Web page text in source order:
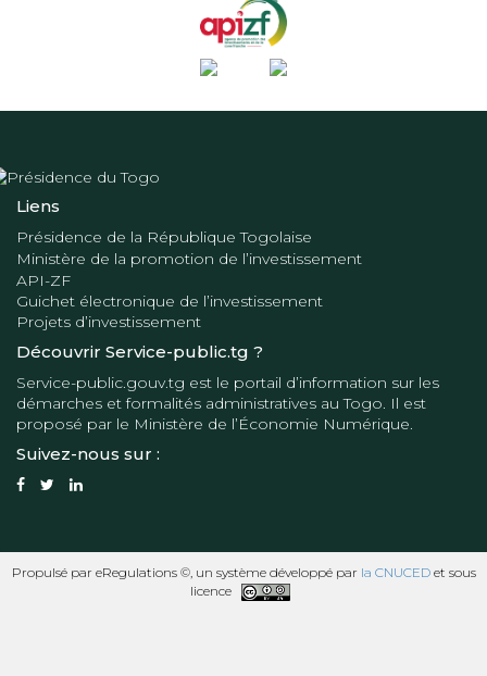
Liens
Présidence de la République Togolaise
Ministère de la promotion de l’investissement
API-ZF
Guichet électronique de l’investissement
Projets d’investissement
Découvrir Service-public.tg ?
Service-public.gouv.tg est le portail d’information sur les
démarches et formalités administratives au Togo. Il est
proposé par le Ministère de l’Économie Numérique.
Suivez-nous sur :
Propulsé par eRegulations ©, un système développé par la CNUCEDet sous
licence